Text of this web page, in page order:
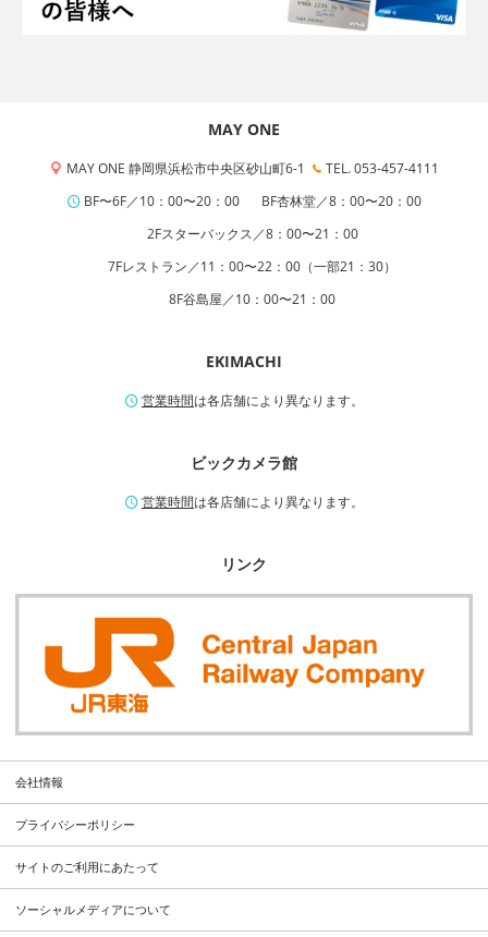
MAY ONE
MAY ONE 静岡県浜松市中央区砂山町6-1
TEL. 053-457-4111
BF〜6F／10：00〜20：00
BF杏林堂／8：00〜20：00
2Fスターバックス／8：00〜21：00
7Fレストラン／11：00〜22：00（一部21：30）
8F谷島屋／10：00〜21：00
EKIMACHI
営業時間は各店舗により異なります。
ビックカメラ館
営業時間は各店舗により異なります。
リンク
会社情報
プライバシーポリシー
サイトのご利用にあたって
ソーシャルメディアについて